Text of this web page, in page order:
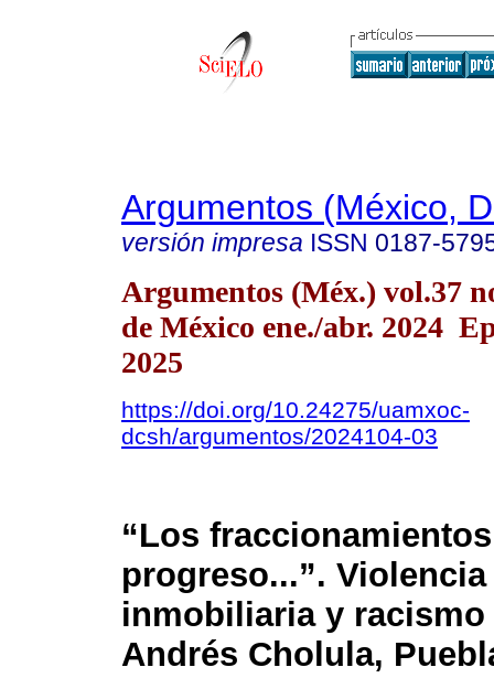
Argumentos (México,
versión impresa ISSN 0187-
Argumentos (Méx.) vol.37
de México ene./abr. 2024
2025
https://doi.org/10.24275/uamxoc-
dcsh/argumentos/2024104-03
“Los
progreso...”. Violencia
inmobiliaria y racismo
Andrés Cholula,